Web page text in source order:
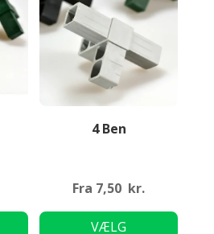
Dette
4 Ben
Fra 7,50 kr.
VÆLG